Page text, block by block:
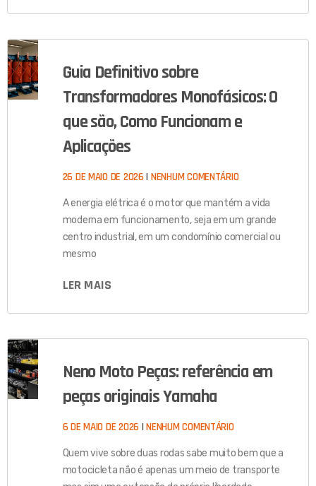
Guia Definitivo sobre
Transformadores Monofásicos: O
que são, Como Funcionam e
Aplicações
26 DE MAIO DE 2026 NENHUM COMENTÁRIO
A energia elétrica é o motor que mantém a vida
moderna em funcionamento, seja em um grande
centro industrial, em um condomínio comercial ou
mesmo
LER MAIS
Neno Moto Peças: referência em
peças originais Yamaha
6 DE MAIO DE 2026 NENHUM COMENTÁRIO
Quem vive sobre duas rodas sabe muito bem que a
motocicleta não é apenas um meio de transporte